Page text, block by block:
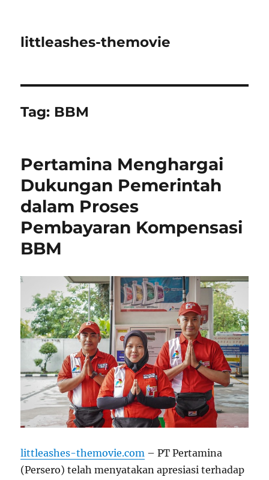
littleashes-themovie
Tag: BBM
Pertamina Menghargai
Dukungan Pemerintah
dalam Proses
Pembayaran Kompensasi
BBM
littleashes-themovie.com – PT Pertamina
(Persero) telah menyatakan apresiasi terhadap